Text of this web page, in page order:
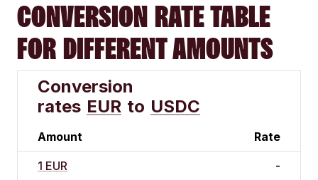
CONVERSION RATE TABLE
FOR DIFFERENT AMOUNTS
Conversion
rates EUR to USDC
Amount Rate
1 EUR -